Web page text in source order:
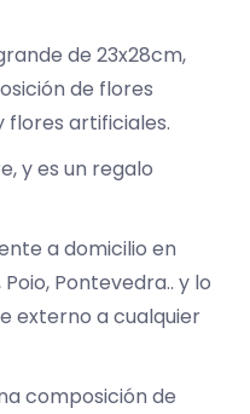
de 23x28cm,
de flores
flores artificiales.
y es un regalo
a domicilio en
Pontevedra.. y lo
externo a cualquier
composición de